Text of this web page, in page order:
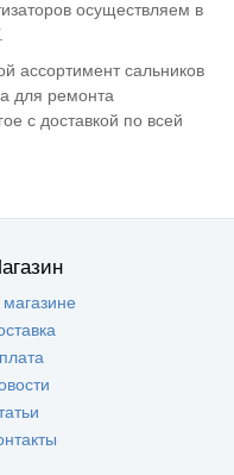
осуществляем в
ассортимент сальников
для ремонта
с доставкой по всей